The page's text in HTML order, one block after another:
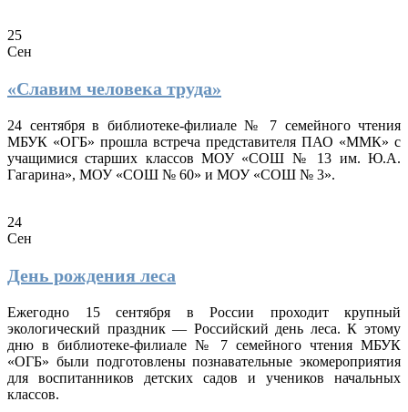
25
Сен
«Славим человека труда»
24 сентября в библиотеке-филиале № 7 семейного чтения
МБУК «ОГБ» прошла встреча представителя ПАО «ММК» с
учащимися старших классов МОУ «СОШ № 13 им. Ю.А.
Гагарина», МОУ «СОШ № 60» и МОУ «СОШ № 3».
24
Сен
День рождения леса
Ежегодно 15 сентября в России проходит крупный
экологический праздник — Российский день леса. К этому
дню в библиотеке-филиале № 7 семейного чтения МБУК
«ОГБ» были подготовлены познавательные экомероприятия
для воспитанников детских садов и учеников начальных
классов.